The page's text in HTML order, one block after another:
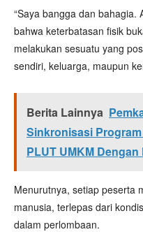
“Saya bangga dan bahagia.
bahwa keterbatasan fisik
melakukan sesuatu yang
sendiri, keluarga, maupun
Berita Lainnya
Sinkronisasi
PLUT UMKM
Menurutnya, setiap peserta
manusia, terlepas dari
dalam perlombaan.